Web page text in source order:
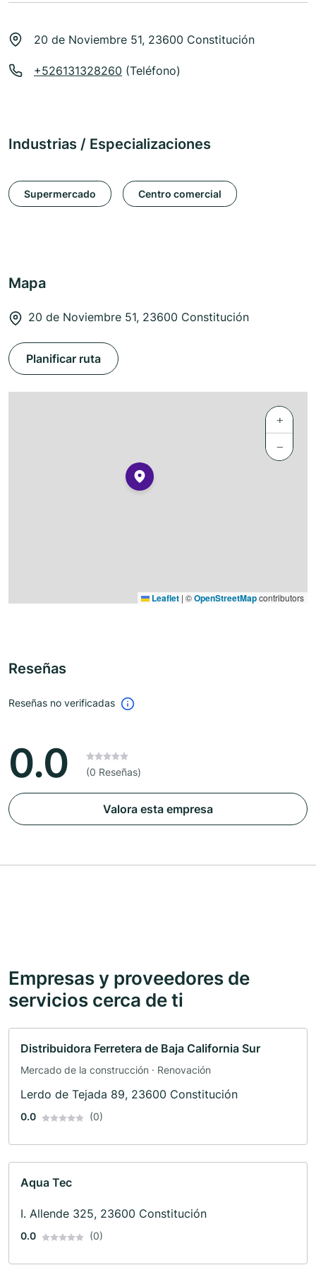
20 de Noviembre 51, 23600 Constitución
+526131328260 (Teléfono)
Industrias / Especializaciones
Supermercado Centro comercial
Mapa
20 de Noviembre 51, 23600 Constitución
Planificar ruta
+
−
Leaflet | ©OpenStreetMapcontributors
Reseñas
Reseñas no verificadas
0.0 (0 Reseñas)
Valora esta empresa
Empresas y proveedores de
servicios cerca de ti
Distribuidora Ferretera de Baja California Sur
Mercado de la construcción · Renovación
Lerdo de Tejada 89, 23600 Constitución
0.0 (0)
Aqua Tec
I. Allende 325, 23600 Constitución
0.0 (0)